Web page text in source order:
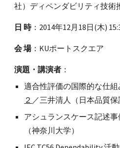
社）ディペンダビリティ技術
日 時：2014年12月18日(木)
会 場：KUポートスクエア
演題・講演者 ：
適合性評価の国際的な仕組
２ ／三井清人（日本品質保
アシュランスケース記述
（神奈川大学）